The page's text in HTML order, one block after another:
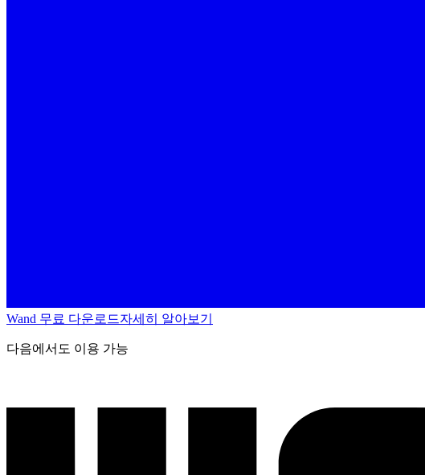
Wand 무료 다운로드자세히 알아보기
다음에서도 이용 가능